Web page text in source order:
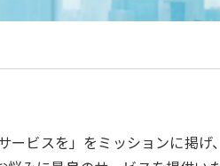
ビスを」をミッションに掲げ、